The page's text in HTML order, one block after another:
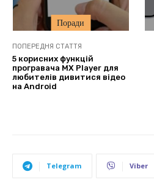
Поради
ПОПЕРЕДНЯ СТАТТЯ
5 корисних функцій
програвача MX Player для
любителів дивитися відео
на Android
Telegram Viber